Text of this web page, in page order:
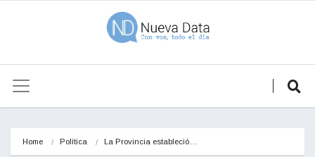
Home Política La Provincia estableció…